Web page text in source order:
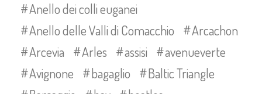
Anello dei colli euganei
Anello delle Valli di Comacchio
Arcachon
Arcevia
Arles assisi
avenueverte
Avignone
bagaglio
Baltic Triangle